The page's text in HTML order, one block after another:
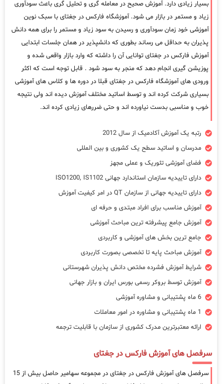
بسیار زیادی دارد. آموزش صحیح در معامله گری و تحلیل گری باعث سودآوری
زیاد و مستمر در بازار می شود. آموزشگاه فارکس در جغتای با سبک نوین
آموزشی خود زمان سودآوری و رسیدن به سود زیاد و مستمر را برای همه دانش
پذیران به حداقل می رساند بطوری که دانشپذیر در همان جلسات ابتدایی
آموزش فارکس در جغتای توانایی آن را داشته که وارد بازار واقعی شده و
پوزیشن گیری انجام دهد که منجر به سود شود . قابل توجه است که اکثر
ورودی های آموزشگاه فارکس در جغتای قبلا در دوره ها و کلاس های آموزشی
بسیاری شرکت کرده اند و توسط اساتید مختلف آموزش دیده اند ولی نتیجه
خوب و مناسبی بدست نیاورده اند و حتی ضررهای زیادی کرده اند.
رتبه یک آموزش آکادمیک از سال 2012
مدرسان و اساتید سطح یک کشوری و بین المللی
فضای آموزشی تئوریک و عملی مجهز
دارای تاییدیه سازمان استاندارد جهانی ISO1200, IS1102
دارای تاییدیه جهانی از سازمان QT در امر کیفیت آموزش
آموزش مناسب برای افراد مبتدی و حرفه ای
آموزش جامع پیشرفته ترین مباحث آموزشی
جامع ترین بخش های آموزشی و کاربردی
آموزش مباحث پایه تا تخصصی بصورت کاربردی
شرایط آموزش فشرده مختص دانش پذیران شهرستانی
آموزش توسط بروکر رسمی بورس ایران و بازار جهانی
6 ماه پشتیبانی و مشاوره آموزشی
1 ماه پشتیبانی و مشاوره در امور معاملات
ارائه معتبرترین مدرک کشوری از سازمان با قابلیت ترجمه
سرفصل های آموزش فارکس در جغتای
سرفصل های آموزش فارکس در جغتای در مجموعه سهامیر حاصل بیش از 15